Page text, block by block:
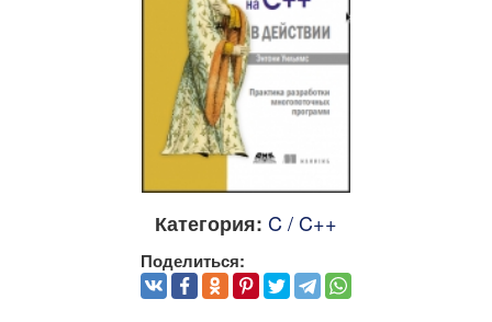
Категория: C / C++
Поделиться: